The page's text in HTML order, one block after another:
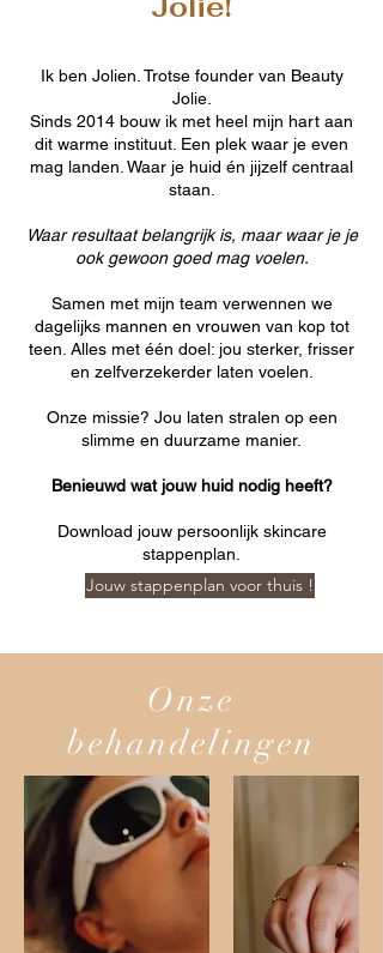
Jolie!
Ik ben Jolien. Trotse founder van Beauty
Jolie.
Sinds 2014 bouw ik met heel mijn hart aan
dit warme instituut. Een plek waar je even
mag landen. Waar je huid én jijzelf centraal
staan.
Waar resultaat belangrijk is, maar waar je je
ook gewoon goed mag voelen.
Samen met mijn team verwennen we
dagelijks mannen en vrouwen van kop tot
teen. Alles met één doel: jou sterker, frisser
en zelfverzekerder laten voelen.
Onze missie? Jou laten stralen op een
slimme en duurzame manier.
Benieuwd wat jouw huid nodig heeft?
Download jouw persoonlijk skincare
stappenplan.
Jouw stappenplan voor thuis !
Onze
behandelingen